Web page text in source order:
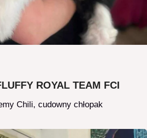
ROYAL TEAM FCI
Chili, cudowny chłopak